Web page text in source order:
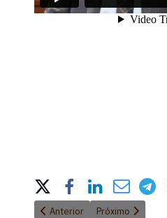
Share on Social
Artigo anterior: Anatomia do
Anterior Próximo artigo:
Próximo